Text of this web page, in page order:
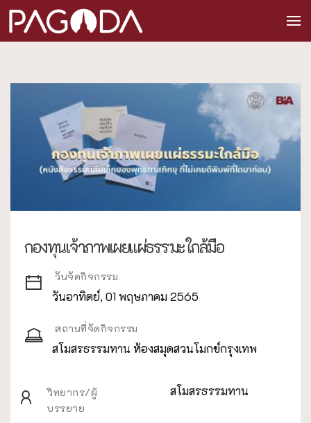
กองทุนเจ้าภาพเผยแผ่ธรรมะใกล้มือ
วันจัดกิจกรรม
วันอาทิตย์, 01 พฤษภาคม 2565
สถานที่จัดกิจกรรม
สโมสรธรรมทาน ห้องสมุดสวนโมกข์กรุงเทพ
วิทยากร/ผู้
บรรยาย
สโมสรธรรมทาน